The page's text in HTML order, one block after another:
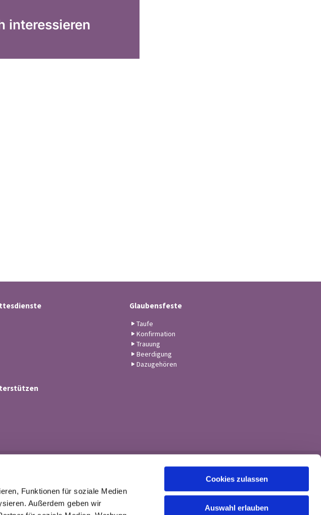
Funktionen für soziale Medien
Außerdem geben wir
Cookies zulassen
Auswahl erlauben
interessieren
Glaubensfeste
Taufe
Konfirmation
Trauung
Beerdigung
Dazugehören
43